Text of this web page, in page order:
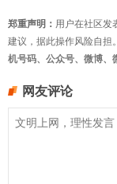
郑重声明： 用户在社区发
建议，据此操作风险自担。
机号码、公众号、微博、
网友评论